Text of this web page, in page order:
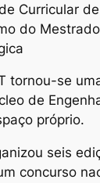
Curricular de
do
tornou-se
de
próprio.
seis
concurso